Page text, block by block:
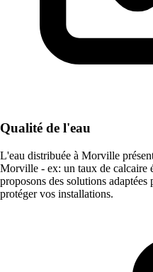
Qualité de l'eau
L'eau distribuée à Morville
Morville - ex: un taux de calcaire
proposons des solutions
protéger vos installations.